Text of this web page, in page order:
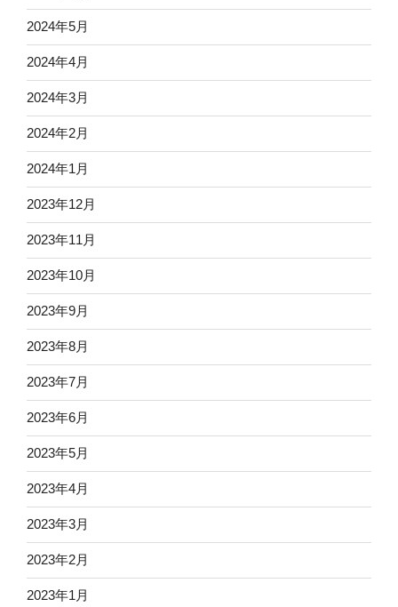
2024年5月
2024年4月
2024年3月
2024年2月
2024年1月
2023年12月
2023年11月
2023年10月
2023年9月
2023年8月
2023年7月
2023年6月
2023年5月
2023年4月
2023年3月
2023年2月
2023年1月